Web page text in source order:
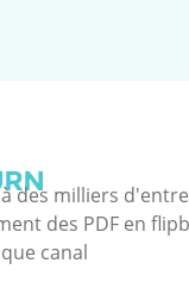
des milliers
des PDF en
canal